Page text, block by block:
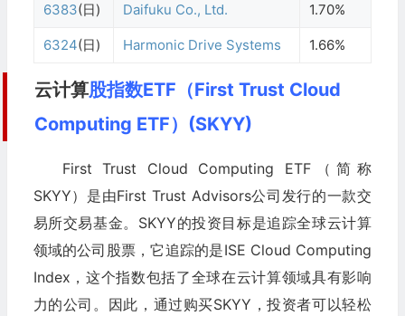
6383(日) Daifuku Co., Ltd. 1.70%
6324(日) Harmonic Drive Systems 1.66%
云计算股指数ETF（First Trust Cloud
Computing ETF）(SKYY)
First Trust Cloud Computing ETF（简称
SKYY）是由First Trust Advisors公司发行的一款交
易所交易基金。SKYY的投资目标是追踪全球云计算
领域的公司股票，它追踪的是ISE Cloud Computing
Index，这个指数包括了全球在云计算领域具有影响
力的公司。因此，通过购买SKYY，投资者可以轻松